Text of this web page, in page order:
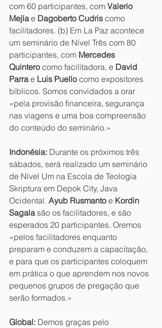
com 60 participantes, com Valerio
Mejía e Dagoberto Cudris como
facilitadores. (b) Em La Paz acontece
um seminário de Nível Três com 80
participantes, com Mercedes
Quintero como facilitadora, e David
Parra e Luis Puello como expositores
bíblicos. Somos convidados a orar
«pela provisão financeira, segurança
nas viagens e uma boa compreensão
do conteúdo do seminário.»
Indonésia: Durante os próximos três
sábados, será realizado um seminário
de Nível Um na Escola de Teologia
Skriptura em Depok City, Java
Ocidental. Ayub Rusmanto e Kordin
Sagala são os facilitadores, e são
esperados 20 participantes. Oremos
«pelos facilitadores enquanto
preparam e conduzem a capacitação,
e para que os participantes coloquem
em prática o que aprendem nos novos
pequenos grupos de pregação que
serão formados.»
Global: Demos graças pelo